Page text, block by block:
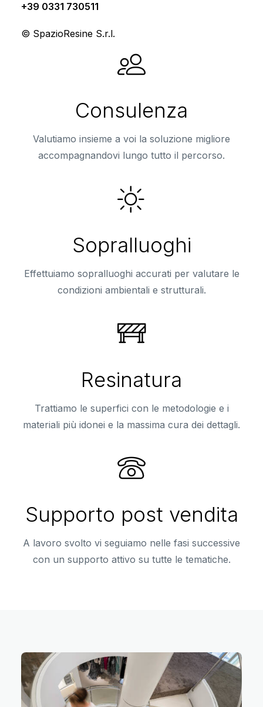
+39 0331 730511
© SpazioResine S.r.l.
Consulenza
Valutiamo insieme a voi la soluzione migliore
accompagnandovi lungo tutto il percorso.
Sopralluoghi
Effettuiamo sopralluoghi accurati per valutare le
condizioni ambientali e strutturali.
Resinatura
Trattiamo le superfici con le metodologie e i
materiali più idonei e la massima cura dei dettagli.
Supporto post vendita
A lavoro svolto vi seguiamo nelle fasi successive
con un supporto attivo su tutte le tematiche.